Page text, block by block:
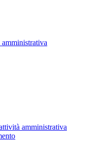
amministrativa